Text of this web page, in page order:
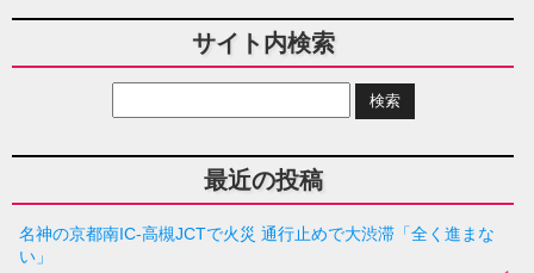
サイト内検索
最近の投稿
名神の京都南IC-高槻JCTで火災 通行止めで大渋滞「全く進まな
い」